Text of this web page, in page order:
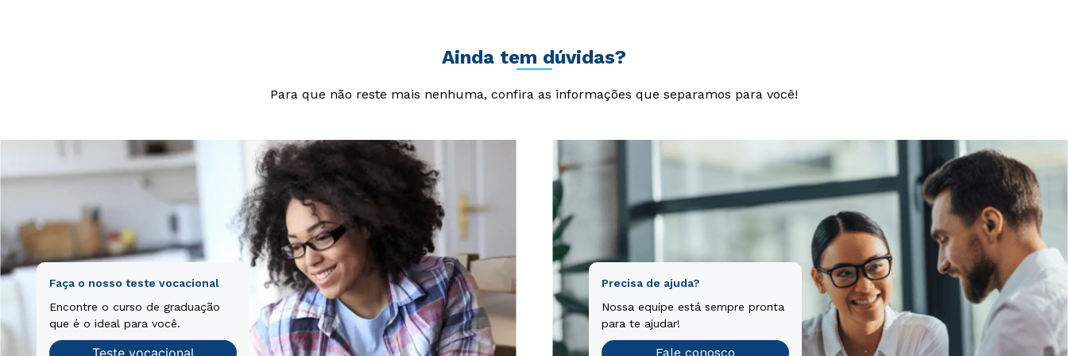
Ainda tem dúvidas?
Para que não reste mais nenhuma, confira as informações que separamos para você!
Faça o nosso teste vocacional
Encontre o curso de graduação
que é o ideal para você.
Teste vocacional
Precisa de ajuda?
Nossa equipe está sempre pronta
para te ajudar!
Fale conosco